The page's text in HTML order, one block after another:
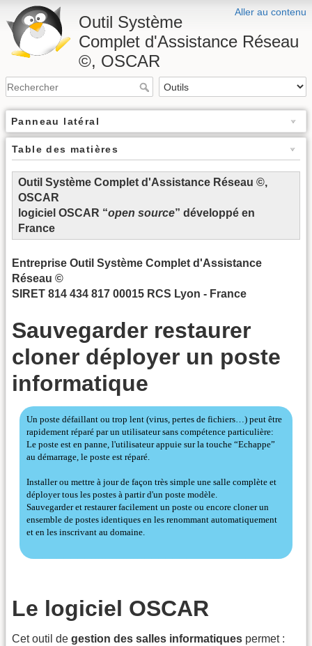
Aller au contenu
Outil Système
Complet d'Assistance Réseau
©, OSCAR
Panneau latéral
Table des matières
Outil Système Complet d'Assistance Réseau ©,
OSCAR
logiciel OSCAR “open source” développé en
France
Entreprise Outil Système Complet d'Assistance
Réseau ©
SIRET 814 434 817 00015 RCS Lyon - France
Sauvegarder restaurer
cloner déployer un poste
informatique
Un poste défaillant ou trop lent (virus, pertes de fichiers…) peut être
rapidement réparé par un utilisateur sans compétence particulière:
Le poste est en panne, l'utilisateur appuie sur la touche “Echappe”
au démarrage, le poste est réparé.
Installer ou mettre à jour de façon très simple une salle complète et
déployer tous les postes à partir d'un poste modèle.
Sauvegarder et restaurer facilement un poste ou encore cloner un
ensemble de postes identiques en les renommant automatiquement
et en les inscrivant au domaine.
Le logiciel OSCAR
Cet outil de gestion des salles informatiques permet :